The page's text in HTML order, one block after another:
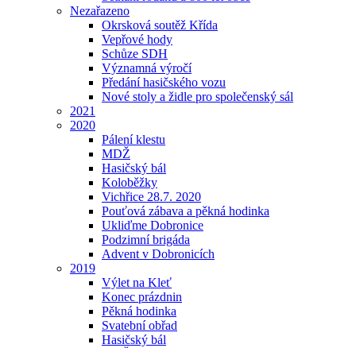
Nezařazeno
Okrsková soutěž Křída
Vepřové hody
Schůze SDH
Významná výročí
Předání hasičského vozu
Nové stoly a židle pro společenský sál
2021
2020
Pálení klestu
MDŽ
Hasičský bál
Koloběžky
Vichřice 28.7. 2020
Pouťová zábava a pěkná hodinka
Ukliďme Dobronice
Podzimní brigáda
Advent v Dobronicích
2019
Výlet na Kleť
Konec prázdnin
Pěkná hodinka
Svatební obřad
Hasičský bál